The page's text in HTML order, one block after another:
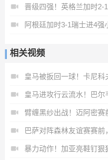
相关视频
臂缠黑纱出战！迈阿密赛